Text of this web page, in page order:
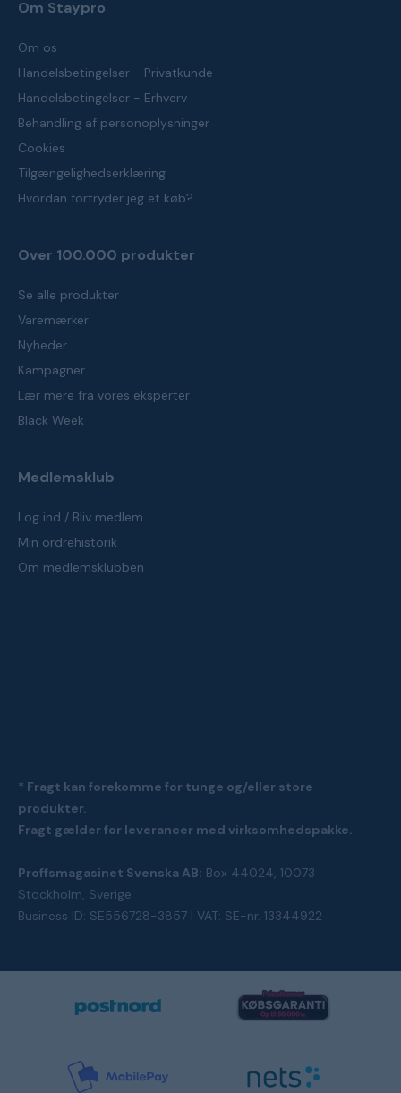
Om Staypro
Om os
Handelsbetingelser - Privatkunde
Handelsbetingelser - Erhverv
Behandling af personoplysninger
Cookies
Tilgængelighedserklæring
Hvordan fortryder jeg et køb?
Over 100.000 produkter
Se alle produkter
Varemærker
Nyheder
Kampagner
Lær mere fra vores eksperter
Black Week
Medlemsklub
Log ind / Bliv medlem
Min ordrehistorik
Om medlemsklubben
* Fragt kan forekomme for tunge og/eller store
produkter.
Fragt gælder for leverancer med virksomhedspakke.
Proffsmagasinet Svenska AB: Box 44024, 10073
Stockholm, Sverige
Business ID: SE556728-3857 | VAT: SE-nr. 13344922